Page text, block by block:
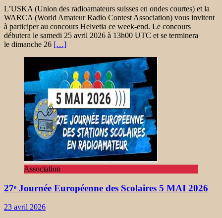
L’USKA (Union des radioamateurs suisses en ondes courtes) et la
WARCA (World Amateur Radio Contest Association) vous invitent
à participer au concours Helvetia ce week-end. Le concours
débutera le samedi 25 avril 2026 à 13h00 UTC et se terminera
le dimanche 26 […]
Association
27ᵉ Journée Européenne des Scolaires 5 MAI 2026
23 avril 2026